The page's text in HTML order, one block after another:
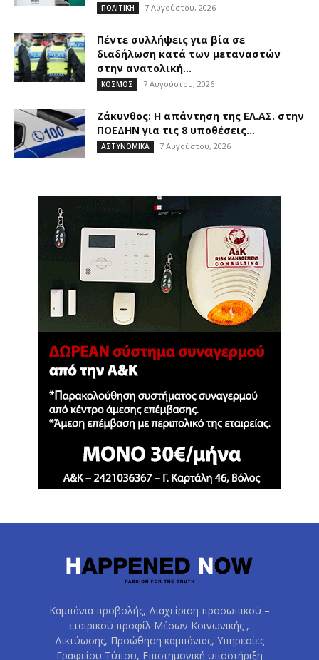
ΠΟΛΙΤΙΚΗ 7 Αυγούστου, 2026
Πέντε συλλήψεις για βία σε
διαδήλωση κατά των μεταναστών
στην ανατολική...
ΚΟΣΜΟΣ 7 Αυγούστου, 2026
Ζάκυνθος: Η απάντηση της ΕΛ.ΑΣ. στην
ΠΟΕΔΗΝ για τις 8 υποθέσεις...
ΑΣΤΥΝΟΜΙΚΑ 7 Αυγούστου, 2026
Καμπάνια προβολής, Διαχείριση προσωπικού –
εταιρικού προφίλ Μέσων Κοινωνικής ,
Δικτύωσης, Προώθηση καμπάνιας, Υπηρεσίες
Γραφείου Τύπου, Επιστημονική υποστήριξη